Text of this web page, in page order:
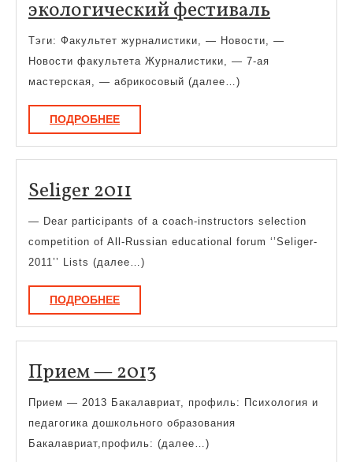
экологический фестиваль
Тэги: Факультет журналистики, — Новости, —
Новости факультета Журналистики, — 7-ая
мастерская, — абрикосовый (далее…)
ПОДРОБНЕЕПОДРОБНЕЕ
Seliger 2011Seliger
2011
— Dear participants of a coach-instructors selection
competition of All-Russian educational forum ‘’Seliger-
2011’’ Lists (далее…)
ПОДРОБНЕЕПОДРОБНЕЕ
Прием — 2013
—
2013
Прием — 2013 Бакалавриат, профиль: Психология и
педагогика дошкольного образования
Бакалавриат,профиль: (далее…)